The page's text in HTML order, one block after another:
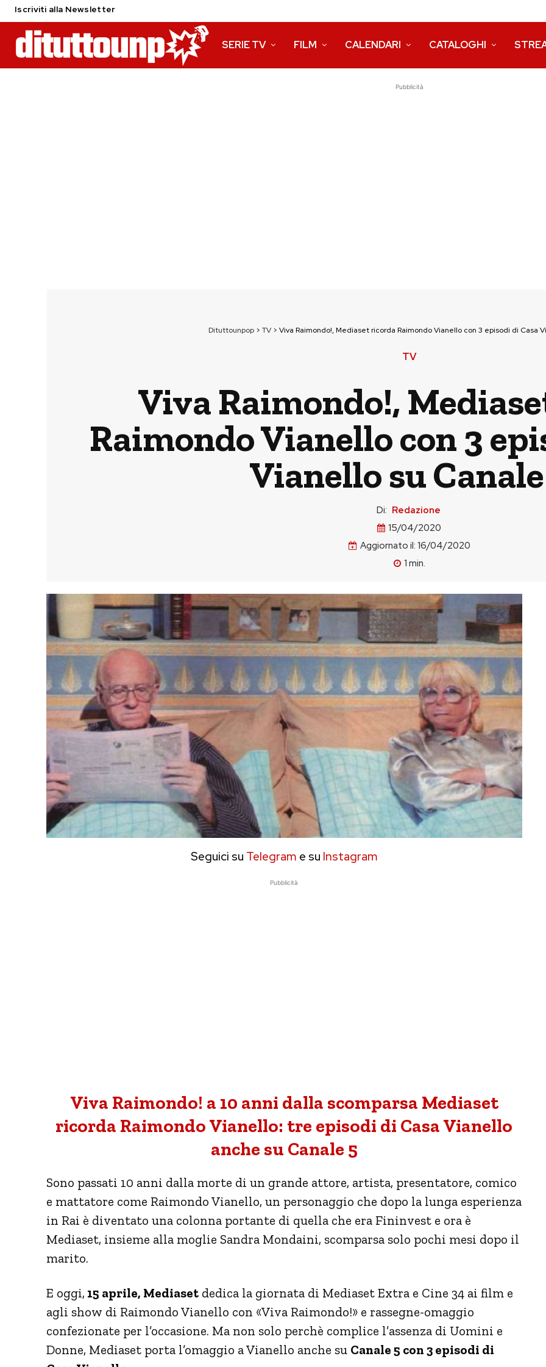
Iscriviti alla Newsletter
SERIE TV FILM CALENDARI CATALOGHI
Pubblicità
Dituttounpop> TV> Viva Raimondo!, Mediaset ricorda Raimondo Vianello con 3 episodi di Casa
TV
Viva Raimondo!,
Raimondo Vianello con 3
Vianello su
Di: Redazione
15/04/2020
Aggiornato il: 16/04/2020
1 min.
Seguici su Telegram e su Instagram
Pubblicità
Viva Raimondo! a 10 anni dalla scomparsa Mediaset
ricorda Raimondo Vianello: tre episodi di Casa Vianello
anche su Canale 5
Sono passati 10 anni dalla morte di un grande attore, artista, presentatore, comico
e mattatore come Raimondo Vianello, un personaggio che dopo la lunga esperienza
in Rai è diventato una colonna portante di quella che era Fininvest e ora è
Mediaset, insieme alla moglie Sandra Mondaini, scomparsa solo pochi mesi dopo il
marito.
E oggi, 15 aprile, Mediaset dedica la giornata di Mediaset Extra e Cine 34 ai film e
agli show di Raimondo Vianello con «Viva Raimondo!» e rassegne-omaggio
confezionate per l’occasione. Ma non solo perchè complice l’assenza di Uomini e
Donne, Mediaset porta l’omaggio a Vianello anche su Canale 5 con 3 episodi di